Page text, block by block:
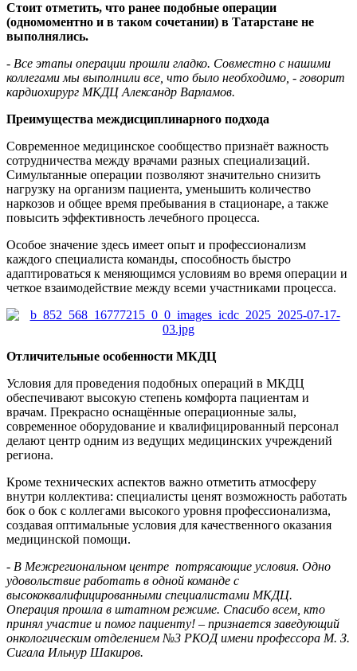
Стоит отметить, что ранее подобные операции
(одномоментно и в таком сочетании) в Татарстане не
выполнялись.
- Все этапы операции прошли гладко. Совместно с нашими
коллегами мы выполнили все, что было необходимо, - говорит
кардиохирург МКДЦ Александр Варламов.
Преимущества междисциплинарного подхода
Современное медицинское сообщество признаёт важность
сотрудничества между врачами разных специализаций.
Симультанные операции позволяют значительно снизить
нагрузку на организм пациента, уменьшить количество
наркозов и общее время пребывания в стационаре, а также
повысить эффективность лечебного процесса.
Особое значение здесь имеет опыт и профессионализм
каждого специалиста команды, способность быстро
адаптироваться к меняющимся условиям во время операции и
четкое взаимодействие между всеми участниками процесса.
Отличительные особенности МКДЦ
Условия для проведения подобных операций в МКДЦ
обеспечивают высокую степень комфорта пациентам и
врачам. Прекрасно оснащённые операционные залы,
современное оборудование и квалифицированный персонал
делают центр одним из ведущих медицинских учреждений
региона.
Кроме технических аспектов важно отметить атмосферу
внутри коллектива: специалисты ценят возможность работать
бок о бок с коллегами высокого уровня профессионализма,
создавая оптимальные условия для качественного оказания
медицинской помощи.
- В Межрегиональном центре потрясающие условия. Одно
удовольствие работать в одной команде с
высококвалифицированными специалистами МКДЦ.
Операция прошла в штатном режиме. Спасибо всем, кто
принял участие и помог пациенту! – признается заведующий
онкологическим отделением №3 РКОД имени профессора М. З.
Сигала Ильнур Шакиров.